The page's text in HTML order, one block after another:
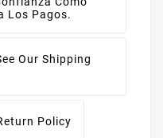
Los Pagos.
Our Shipping
Policy